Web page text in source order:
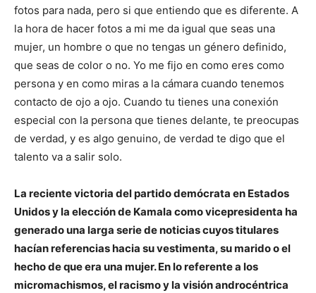
fotos para nada, pero si que entiendo que es diferente. A
la hora de hacer fotos a mi me da igual que seas una
mujer, un hombre o que no tengas un género definido,
que seas de color o no. Yo me fijo en como eres como
persona y en como miras a la cámara cuando tenemos
contacto de ojo a ojo. Cuando tu tienes una conexión
especial con la persona que tienes delante, te preocupas
de verdad, y es algo genuino, de verdad te digo que el
talento va a salir solo.
La reciente victoria del partido demócrata en Estados
Unidos y la elección de Kamala como vicepresidenta ha
generado una larga serie de noticias cuyos titulares
hacían referencias hacia su vestimenta, su marido o el
hecho de que era una mujer. En lo referente a los
micromachismos, el racismo y la visión androcéntrica